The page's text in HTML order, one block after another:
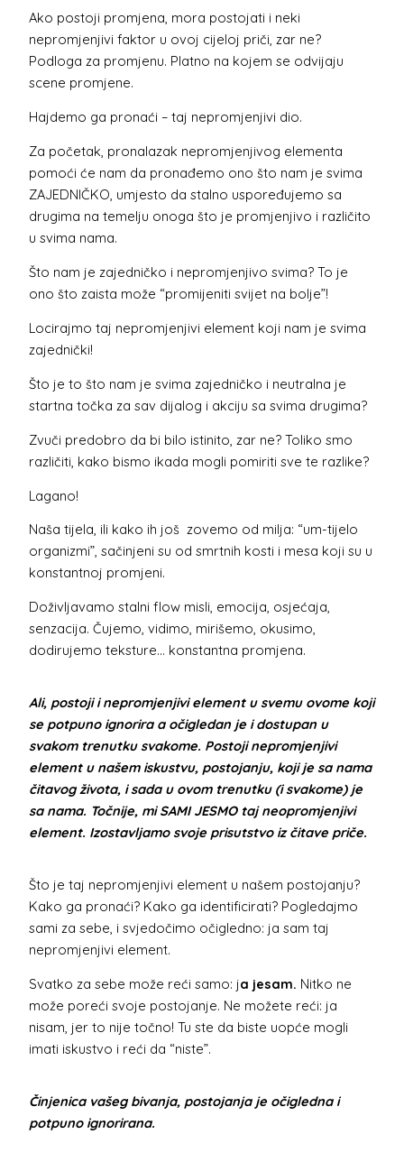
Ako postoji promjena, mora postojati i neki
nepromjenjivi faktor u ovoj cijeloj priči, zar ne?
Podloga za promjenu. Platno na kojem se odvijaju
scene promjene.
Hajdemo ga pronaći – taj nepromjenjivi dio.
Za početak, pronalazak nepromjenjivog elementa
pomoći će nam da pronađemo ono što nam je svima
ZAJEDNIČKO, umjesto da stalno uspoređujemo sa
drugima na temelju onoga što je promjenjivo i različito
u svima nama.
Što nam je zajedničko i nepromjenjivo svima? To je
ono što zaista može “promijeniti svijet na bolje”!
Locirajmo taj nepromjenjivi element koji nam je svima
zajednički!
Što je to što nam je svima zajedničko i neutralna je
startna točka za sav dijalog i akciju sa svima drugima?
Zvuči predobro da bi bilo istinito, zar ne? Toliko smo
različiti, kako bismo ikada mogli pomiriti sve te razlike?
Lagano!
Naša tijela, ili kako ih još zovemo od milja: “um-tijelo
organizmi”, sačinjeni su od smrtnih kosti i mesa koji su u
konstantnoj promjeni.
Doživljavamo stalni flow misli, emocija, osjećaja,
senzacija. Čujemo, vidimo, mirišemo, okusimo,
dodirujemo teksture… konstantna promjena.
Ali, postoji i nepromjenjivi element u svemu ovome koji
se potpuno ignorira a očigledan je i dostupan u
svakom trenutku svakome. Postoji nepromjenjivi
element u našem iskustvu, postojanju, koji je sa nama
čitavog života, i sada u ovom trenutku (i svakome) je
sa nama. Točnije, mi SAMI JESMO taj neopromjenjivi
element. Izostavljamo svoje prisutstvo iz čitave priče.
Što je taj nepromjenjivi element u našem postojanju?
Kako ga pronaći? Kako ga identificirati? Pogledajmo
sami za sebe, i svjedočimo očigledno: ja sam taj
nepromjenjivi element.
Svatko za sebe može reći samo: ja jesam. Nitko ne
može poreći svoje postojanje. Ne možete reći: ja
nisam, jer to nije točno! Tu ste da biste uopće mogli
imati iskustvo i reći da “niste”.
Činjenica vašeg bivanja, postojanja je očigledna i
potpuno ignorirana.